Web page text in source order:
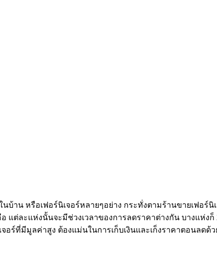
บ้าน หรือเฟอร์นิเจอร์หลายๆอย่าง กระทั่งตามร้านขายเฟอร์
ต่ละแห่งนั้นจะมีช่วงเวลาของการลดราคาต่างกัน บางแห่งก็
ร์ที่มีมูลค่าสูง ต้องแม่นในการเก็บเงินและเก็งราคาตอนลดด้ว